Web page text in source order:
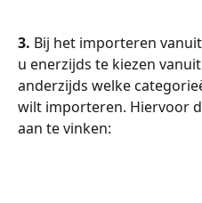
3. Bij het importeren
u enerzijds te kiezen
anderzijds welke
wilt importeren. Hiervoor
aan te vinken: